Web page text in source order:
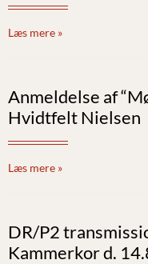
Læs mere »
Anmeldelse af
Hvidtfelt Nielsen
Læs mere »
DR/P2
Kammerkor d.